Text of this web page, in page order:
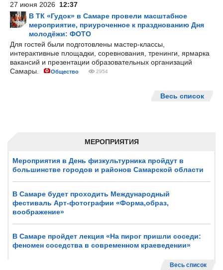
МЕРОПРИЯТИЯ
Мероприятия в День физкультурника пройдут в
большинстве городов и районов Самарской области
В Самаре будет проходить Международный
фестиваль Арт-фотографии «Форма,образ,
воображение»
В Самаре пройдет лекция «На пирог пришли соседи:
феномен соседства в современном краеведении»
Весь список
27 июня 2026 12:37
В ТК «Гудок» в Самаре провели масштабное
мероприятие, приуроченное к празднованию Дня
молодёжи: ФОТО
Для гостей были подготовлены мастер-классы,
интерактивные площадки, соревнования, тренинги, ярмарка
вакансий и презентации образовательных организаций
Самары.
Общество 2954
Весь список